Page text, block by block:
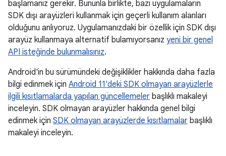
başlamanız gerekir. Bununla birlikte, bazı uygulamaların
SDK dışı arayüzleri kullanmak için geçerli kullanım alanları
olduğunu anlıyoruz. Uygulamanızdaki bir özellik için SDK dışı
arayüz kullanmaya alternatif bulamıyorsanız yeni bir genel
API isteğinde bulunmalısınız.
Android'in bu sürümündeki değişiklikler hakkında daha fazla
bilgi edinmek için Android 11'deki SDK olmayan arayüzlerle
ilgili kısıtlamalarda yapılan güncellemeler başlıklı makaleyi
inceleyin. SDK olmayan arayüzler hakkında genel bilgi
edinmek için SDK olmayan arayüzlerde kısıtlamalar başlıklı
makaleyi inceleyin.